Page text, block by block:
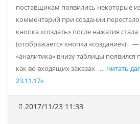
поставщикам появились некоторые
комментарий при создании
кнопка «создать» после нажатия
(отображается кнопка «создание»). —
«аналитика» внизу таблицы
как во входящих заказах … Читать
23.11.17»
2017/11/23 11:33